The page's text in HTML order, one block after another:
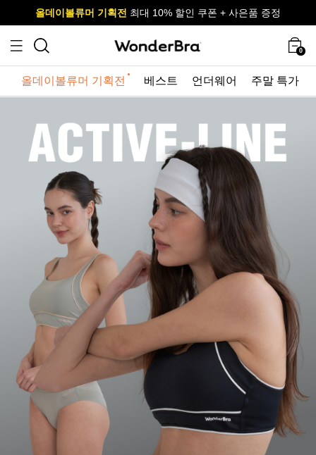
사이즈 무료 교환 서비스
올데이볼류머 기획전 최대 10% 할인 쿠폰 + 사은품 증정
사이즈 무료 교환 서비스
올데이볼류머 기획전 최대 10% 할인 쿠폰 + 사은품 증정
0
올데이볼류머 기획전 베스트 언더웨어 주말 특가